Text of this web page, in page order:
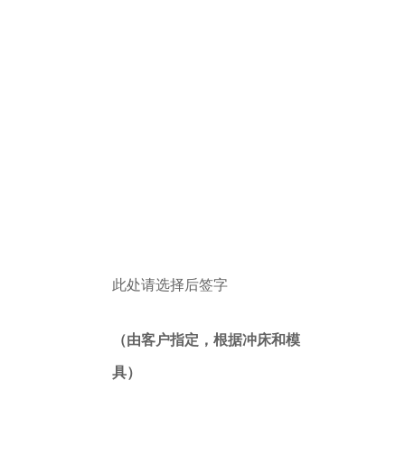
此处请选择后签字
（由客户指定，根据冲床和模
具）